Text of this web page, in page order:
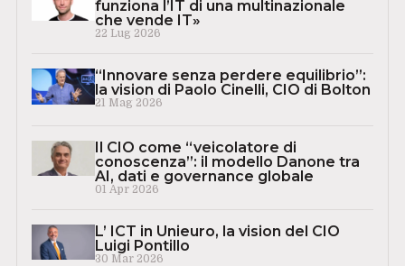
funziona l’IT di una multinazionale
che vende IT»
22 Lug 2026
“Innovare senza perdere equilibrio”:
la vision di Paolo Cinelli, CIO di Bolton
21 Mag 2026
Il CIO come “veicolatore di
conoscenza”: il modello Danone tra
AI, dati e governance globale
01 Apr 2026
L’ ICT in Unieuro, la vision del CIO
Luigi Pontillo
30 Mar 2026